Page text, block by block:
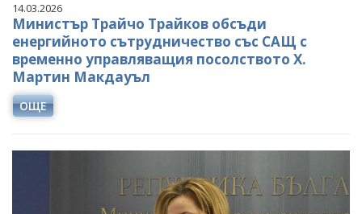
14.03.2026
Министър Трайчо Трайков обсъди
енергийното сътрудничество със САЩ с
временно управляващия посолството Х.
Мартин Макдауъл
ОЩЕ